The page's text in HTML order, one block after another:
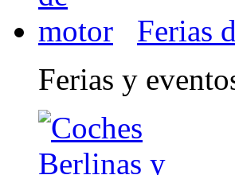
Ferias
Ferias y